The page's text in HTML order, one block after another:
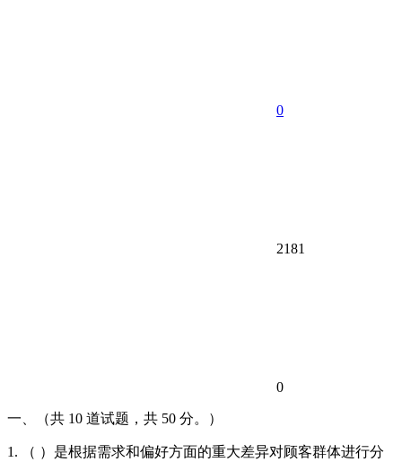
0
2181
0
一、（共 10 道试题，共 50 分。）
1. （ ）是根据需求和偏好方面的重大差异对顾客群体进行分